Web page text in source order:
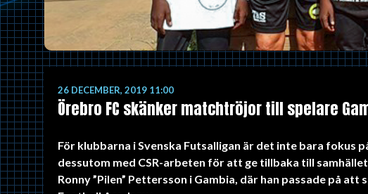
26 DECEMBER, 2019 11:00
Örebro FC skänker matchtröjor till spelare
För klubbarna i Svenska Futsalligan är det inte bara fokus
dessutom med CSR-arbeten för att ge tillbaka till
Ronny ”Pilen” Pettersson i Gambia, där han passade på